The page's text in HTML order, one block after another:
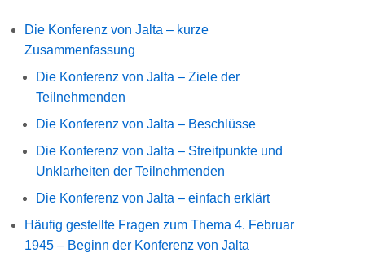
Die Konferenz von Jalta – kurze
Zusammenfassung
Die Konferenz von Jalta – Ziele der
Teilnehmenden
Die Konferenz von Jalta – Beschlüsse
Die Konferenz von Jalta – Streitpunkte und
Unklarheiten der Teilnehmenden
Die Konferenz von Jalta – einfach erklärt
Häufig gestellte Fragen zum Thema 4. Februar
1945 – Beginn der Konferenz von Jalta